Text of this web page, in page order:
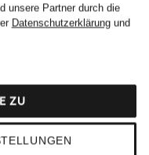
unsere Partner durch die
Datenschutzerklärungund
ZU